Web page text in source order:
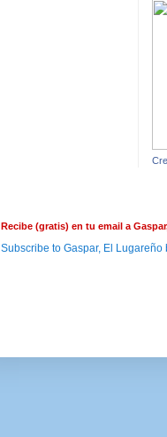
Recibe (gratis) en tu email a
Subscribe to Gaspar, El Lugareño